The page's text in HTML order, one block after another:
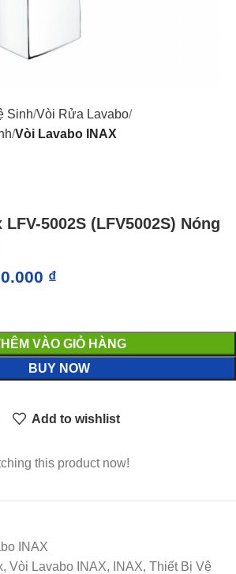
Sinh Vòi Rửa Lavabo
Vòi Lavabo INAX
5002S (LFV5002S) Nóng
₫
VÀO GIỎ HÀNG
BUY NOW
Add to wishlist
this product now!
INAX
Vòi Lavabo INAX, INAX, Thiết Bị Vệ